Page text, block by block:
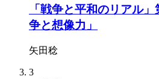
「戦争と平和のリアル
争と想像力」
矢田稔
3